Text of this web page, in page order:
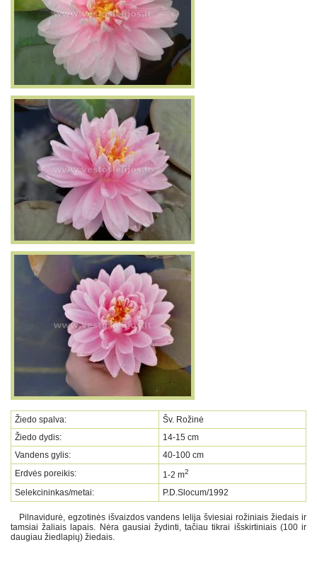
Žiedo spalva:
Šv. Rožinė
Žiedo dydis:
14-15 cm
Vandens gylis:
40-100 cm
Erdvės poreikis:
1-2 m2
Selekcininkas/metai: P.D.Slocum/1992
Pilnavidurė, egzotinės išvaizdos vandens lelija šviesiai rožiniais žiedais ir
tamsiai žaliais lapais. Nėra gausiai žydinti, tačiau tikrai išskirtiniais (100 ir
daugiau žiedlapių) žiedais.